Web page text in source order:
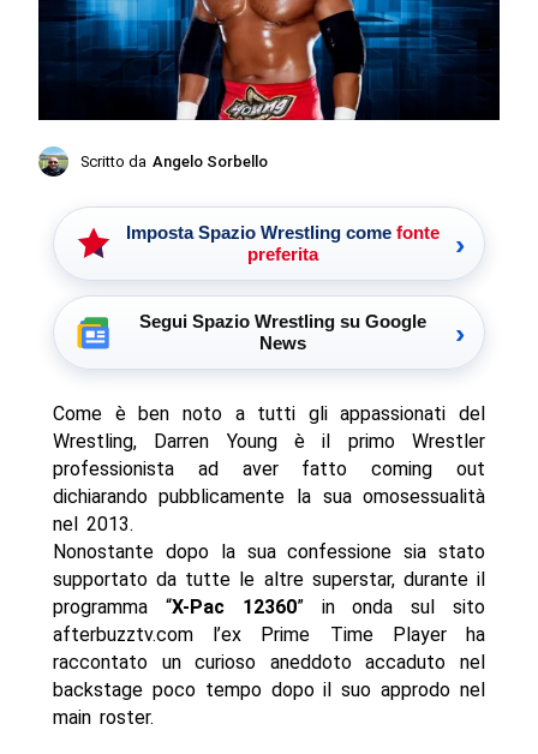
Scritto da Angelo Sorbello
Imposta Spazio Wrestling come fonte
preferita
›
Segui Spazio Wrestling su Google
News
›
Come è ben noto a tutti gli appassionati del
Wrestling, Darren Young è il primo Wrestler
professionista ad aver fatto coming out
dichiarando pubblicamente la sua omosessualità
nel 2013.
Nonostante dopo la sua confessione sia stato
supportato da tutte le altre superstar, durante il
programma “X-Pac 12360” in onda sul sito
afterbuzztv.com l’ex Prime Time Player ha
raccontato un curioso aneddoto accaduto nel
backstage poco tempo dopo il suo approdo nel
main roster.